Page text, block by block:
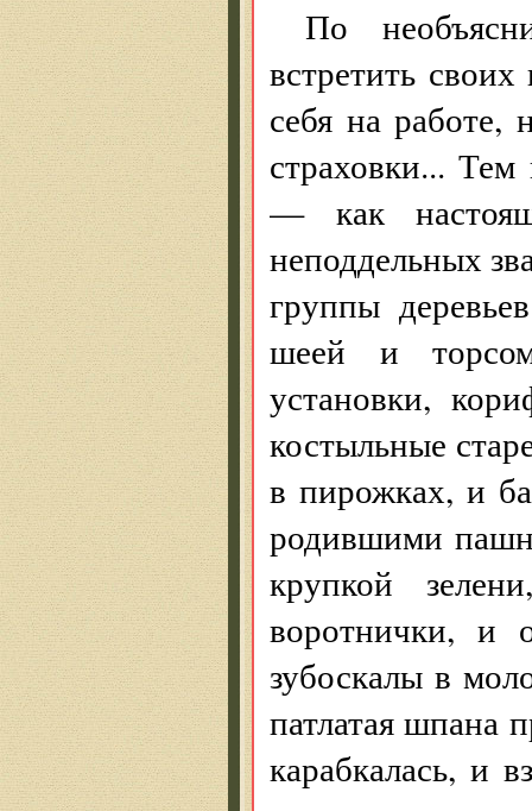
По
встретить
себя на работе,
страховки...
— как
неподдельных
группы
шеей и
установки,
костыльные
в пирожках, и
родившими
крупкой
воротнички, и
зубоскалы в
патлатая шпана
карабкалась, и